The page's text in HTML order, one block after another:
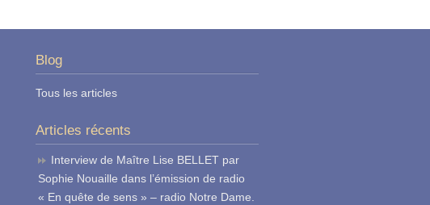
Blog
Tous les articles
Articles récents
Interview de Maître Lise BELLET par
Sophie Nouaille dans l’émission de radio
« En quête de sens » – radio Notre Dame.